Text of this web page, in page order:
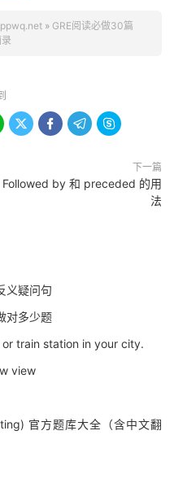
» GRE阅读必做30篇
   
下一篇
Followed by 和 preceded 的用
法
义疑问句
对多少题
train station in your city.
view
官方题库大全（含中文翻